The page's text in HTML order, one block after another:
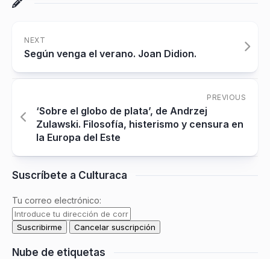
NEXT
Según venga el verano. Joan Didion.
PREVIOUS
‘Sobre el globo de plata’, de Andrzej
Zulawski. Filosofía, histerismo y censura en
la Europa del Este
Suscríbete a Culturaca
Tu correo electrónico:
Nube de etiquetas